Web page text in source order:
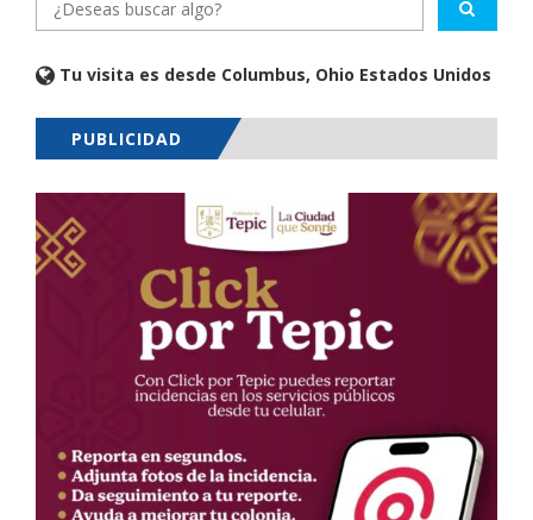
Tu visita es desde Columbus, Ohio Estados Unidos
PUBLICIDAD